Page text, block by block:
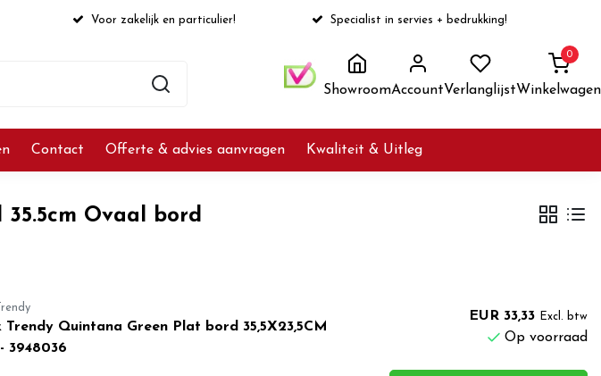
Voor zakelijk en particulier! Specialist in servies + bedrukking!
ShowroomAccountVerlanglijst
0
Winkelwagen
Contact Offerte & advies aanvragen Kwaliteit & Uitleg
Ovaal bord
Trendy Quintana Green Plat bord 35,5X23,5CM
3948036
EUR 33,33 Excl. btw
Op voorraad